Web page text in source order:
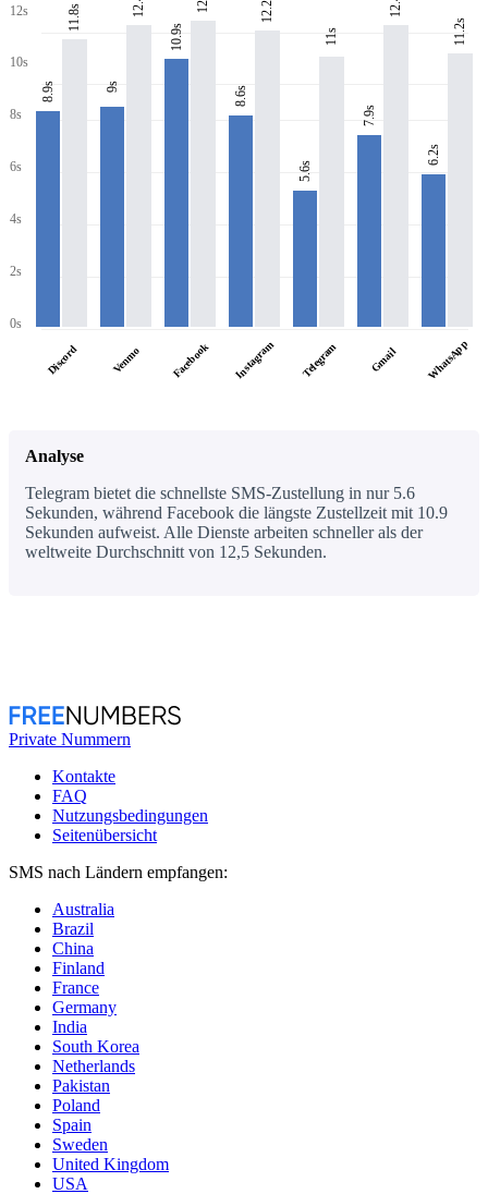
12s
10s
8s
6s
4s
2s
0s
8.9s
11.8s
Discord
9s
Venmo
10.9s
Facebook
8.6s
12.2s
Instagram
5.6s
11s
Telegram
7.9s
Gmail
6.2s
11.2s
WhatsApp
Analyse
Telegram bietet die schnellste SMS-Zustellung in nur 5.6
Sekunden, während Facebook die längste Zustellzeit mit 10.9
Sekunden aufweist. Alle Dienste arbeiten schneller als der
weltweite Durchschnitt von 12,5 Sekunden.
Private Nummern
Kontakte
FAQ
Nutzungsbedingungen
Seitenübersicht
SMS nach Ländern empfangen:
Australia
Brazil
China
Finland
France
Germany
India
South Korea
Netherlands
Pakistan
Poland
Spain
Sweden
United Kingdom
USA